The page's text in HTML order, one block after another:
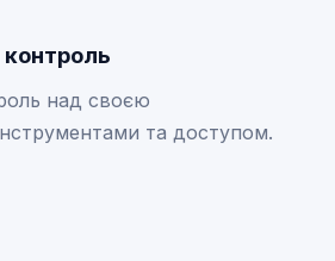
над своєю
та доступом.